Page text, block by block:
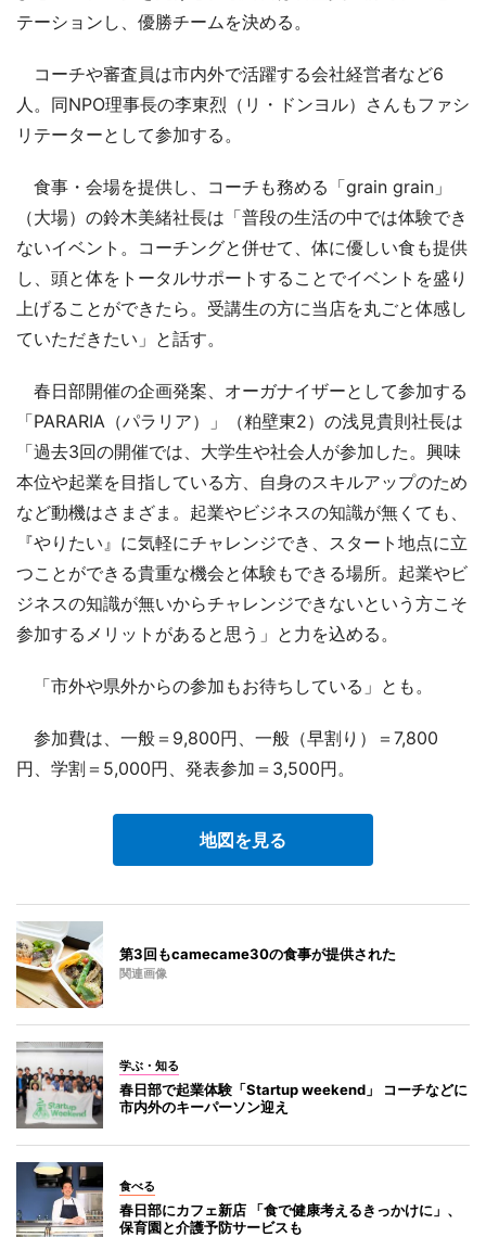
テーションし、優勝チームを決める。
コーチや審査員は市内外で活躍する会社経営者など6
人。同NPO理事長の李東烈（リ・ドンヨル）さんもファシ
リテーターとして参加する。
食事・会場を提供し、コーチも務める「grain grain」
（大場）の鈴木美緒社長は「普段の生活の中では体験でき
ないイベント。コーチングと併せて、体に優しい食も提供
し、頭と体をトータルサポートすることでイベントを盛り
上げることができたら。受講生の方に当店を丸ごと体感し
ていただきたい」と話す。
春日部開催の企画発案、オーガナイザーとして参加する
「PARARIA（パラリア）」（粕壁東2）の浅見貴則社長は
「過去3回の開催では、大学生や社会人が参加した。興味
本位や起業を目指している方、自身のスキルアップのため
など動機はさまざま。起業やビジネスの知識が無くても、
『やりたい』に気軽にチャレンジでき、スタート地点に立
つことができる貴重な機会と体験もできる場所。起業やビ
ジネスの知識が無いからチャレンジできないという方こそ
参加するメリットがあると思う」と力を込める。
「市外や県外からの参加もお待ちしている」とも。
参加費は、一般＝9,800円、一般（早割り）＝7,800
円、学割＝5,000円、発表参加＝3,500円。
地図を見る
第3回もcamecame30の食事が提供された
関連画像
学ぶ・知る
春日部で起業体験「Startup weekend」 コーチなどに
市内外のキーパーソン迎え
食べる
春日部にカフェ新店 「食で健康考えるきっかけに」、
保育園と介護予防サービスも